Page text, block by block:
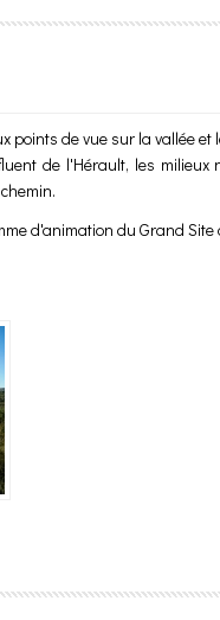
points de vue sur la vallée
de l'Hérault, les
d'animation du Grand